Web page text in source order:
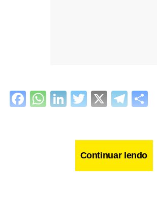
Facebook
WhatsApp
LinkedIn
Twitter
X
Continuar lendo